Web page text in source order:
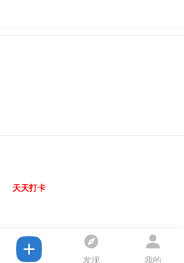
天天打卡
发现 我的